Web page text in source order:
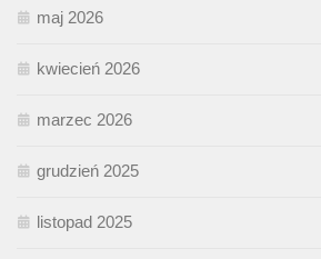
maj 2026
kwiecień 2026
marzec 2026
grudzień 2025
listopad 2025